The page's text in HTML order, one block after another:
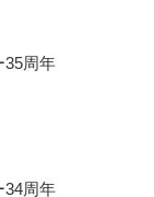
35周年
34周年